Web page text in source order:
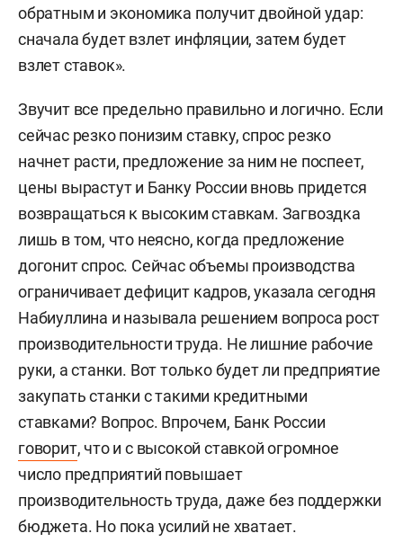
обратным и экономика получит двойной удар:
сначала будет взлет инфляции, затем будет
взлет ставок».
Звучит все предельно правильно и логично. Если
сейчас резко понизим ставку, спрос резко
начнет расти, предложение за ним не поспеет,
цены вырастут и Банку России вновь придется
возвращаться к высоким ставкам. Загвоздка
лишь в том, что неясно, когда предложение
догонит спрос. Сейчас объемы производства
ограничивает дефицит кадров, указала сегодня
Набиуллина и называла решением вопроса рост
производительности труда. Не лишние рабочие
руки, а станки. Вот только будет ли предприятие
закупать станки с такими кредитными
ставками? Вопрос. Впрочем, Банк России
говорит, что и с высокой ставкой огромное
число предприятий повышает
производительность труда, даже без поддержки
бюджета. Но пока усилий не хватает.